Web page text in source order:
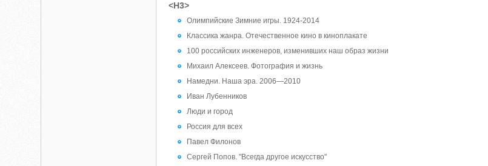
<H3>
Олимпийские Зимние игры. 1924-2014
Классика жанра. Отечественное кино в киноплакате
100 российских инженеров, изменивших наш образ жизни
Михаил Алексеев. Фотография и жизнь
Намедни. Наша эра. 2006—2010
Иван Лубенников
Люди и город
Россия для всех
Павел Филонов
Сергей Попов. "Всегда другое искусство"